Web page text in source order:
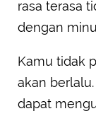
rasa terasa
dengan
Kamu tidak
akan
dapat